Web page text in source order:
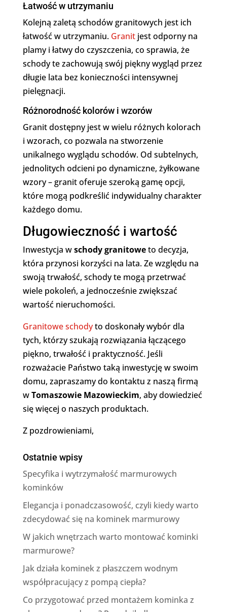
Łatwość w utrzymaniu
Kolejną zaletą schodów granitowych jest ich
łatwość w utrzymaniu. Granitjest odporny na
plamy i łatwy do czyszczenia, co sprawia, że
schody te zachowują swój piękny wygląd przez
długie lata bez konieczności intensywnej
pielęgnacji.
Różnorodność kolorów i wzorów
Granit dostępny jest w wielu różnych kolorach
i wzorach, co pozwala na stworzenie
unikalnego wyglądu schodów. Od subtelnych,
jednolitych odcieni po dynamiczne, żyłkowane
wzory – granit oferuje szeroką gamę opcji,
które mogą podkreślić indywidualny charakter
każdego domu.
Długowieczność i wartość
Inwestycja wschody granitoweto decyzja,
która przynosi korzyści na lata. Ze względu na
swoją trwałość, schody te mogą przetrwać
wiele pokoleń, a jednocześnie zwiększać
wartość nieruchomości.
Granitowe schodyto doskonały wybór dla
tych, którzy szukają rozwiązania łączącego
piękno, trwałość i praktyczność. Jeśli
rozważacie Państwo taką inwestycję w swoim
domu, zapraszamy do kontaktu z naszą firmą
wTomaszowie Mazowieckim, aby dowiedzieć
się więcej o naszych produktach.
Z pozdrowieniami,
Ostatnie wpisy
Specyfika i wytrzymałość marmurowych
kominków
Elegancja i ponadczasowość, czyli kiedy warto
zdecydować się na kominek marmurowy
W jakich wnętrzach warto montować kominki
marmurowe?
Jak działa kominek z płaszczem wodnym
współpracujący z pompą ciepła?
Co przygotować przed montażem kominka z